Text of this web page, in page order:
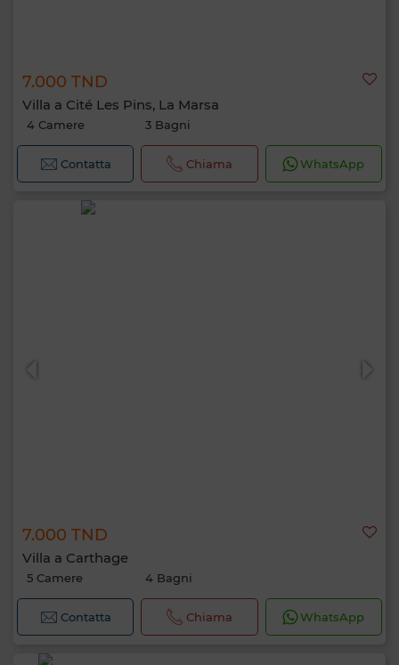
7.000 TND
Villa a Cité Les Pins, La Marsa
4 Camere 3 Bagni
Contatta Chiama WhatsApp
7.000 TND
Villa a Carthage
5 Camere 4 Bagni
Contatta Chiama WhatsApp